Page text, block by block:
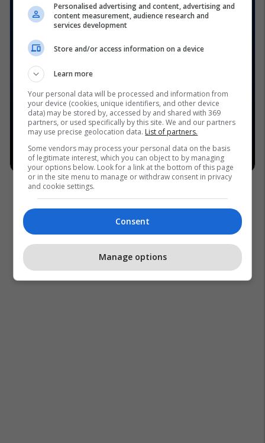
Personalised advertising and content, advertising and
content measurement, audience research and
services development
Store and/or access information on a device
Learn more
Your personal data will be processed and information from
your device (cookies, unique identifiers, and other device
data) may be stored by, accessed by and shared with 369
partners, or used specifically by this site. We and our partners
may use precise geolocation data. List of partners.
Some vendors may process your personal data on the basis
of legitimate interest, which you can object to by managing
your options below. Look for a link at the bottom of this page
or in the site menu to manage or withdraw consent in privacy
and cookie settings.
Consent
Manage options